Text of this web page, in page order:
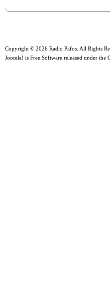
Copyright © 2026 Radio Pafos. All Rights
Joomla! is Free Software released under the